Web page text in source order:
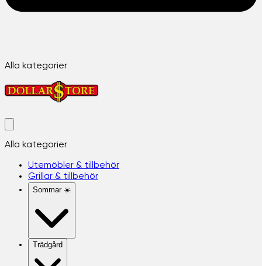
Alla kategorier
Alla kategorier
Utemöbler & tillbehör
Grillar & tillbehör
Sommar ☀️
Trädgård